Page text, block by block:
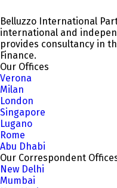
Belluzzo International
international and
provides consultancy in
Finance.
Our Offices
Verona
Milan
London
Singapore
Lugano
Rome
Abu Dhabi
Our Correspondent
New Delhi
Mumbai